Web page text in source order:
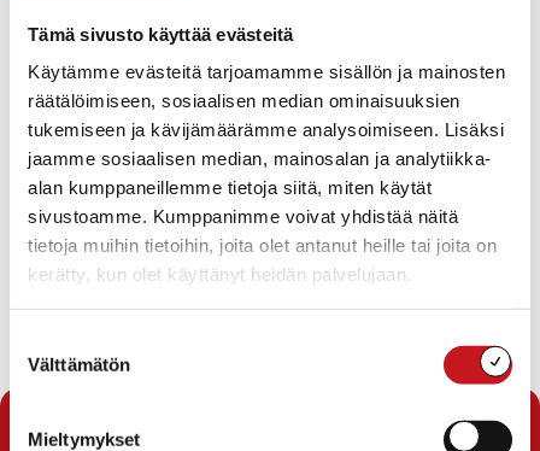
Tämä sivusto käyttää evästeitä
Käytämme evästeitä tarjoamamme sisällön ja mainosten
räätälöimiseen, sosiaalisen median ominaisuuksien
tukemiseen ja kävijämäärämme analysoimiseen. Lisäksi
jaamme sosiaalisen median, mainosalan ja analytiikka-
alan kumppaneillemme tietoja siitä, miten käytät
sivustoamme. Kumppanimme voivat yhdistää näitä
tietoja muihin tietoihin, joita olet antanut heille tai joita on
kerätty, kun olet käyttänyt heidän palvelujaan.
valinta
Välttämätön
Mieltymykset
Vastaaminen Pohjois-Savon lastensuojelun
kehittämisyksikön ohjausryhmän kysymyksiin ja
sopimus palveluista
Ikäihmisten perhehoidon kehittämishankkeeseen
osallistuminen
Palveluohjauksella voimavarakeskeisyyteen sosiaalisessa
kuntoutuksessa -hankkeen aiesopimus
Ilmoitusasiat
Viranhaltijoiden pöytäkirjat
Perusturvalautakunnan 26.9.2018 kokouksen siirtäminen